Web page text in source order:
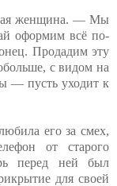
женщина. — Мы
оформим всё по-
Продадим эту
с видом на
— пусть уходит к
его за смех,
от старого
перед ней был
для своей